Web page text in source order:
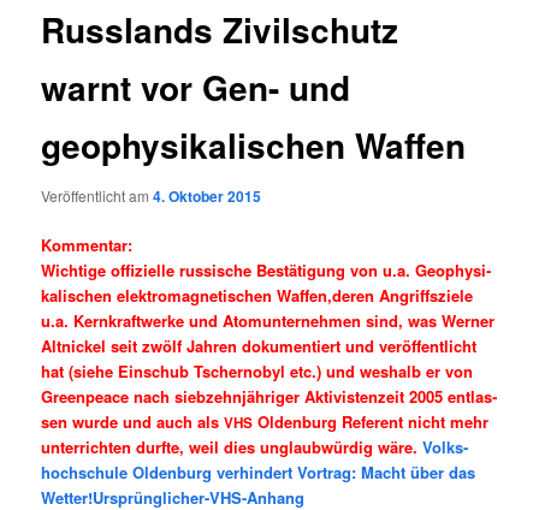
Russlands Zivilschutz
warnt vor Gen- und
geophysikalischen Waffen
Veröffentlicht am4. Oktober 2015
Kom­men­tar:
Wich­ti­ge offi­zi­el­le rus­si­sche Bestä­ti­gung von u.a. Geo­phy­si­
ka­li­schen elek­tro­ma­gne­ti­schen Waffen,deren Angriffs­zie­le
u.a. Kern­kraft­wer­ke und Atom­un­ter­neh­men sind, was Wer­ner
Alt­ni­ckel seit zwölf Jah­ren doku­men­tiert und ver­öf­fent­licht
hat (sie­he Ein­schub Tscher­no­byl etc.) und wes­halb er von
Green­peace nach sieb­zehn­jäh­ri­ger Akti­vis­ten­zeit 2005 ent­las­
sen wur­de und auch alsVHS Olden­burg Refe­rent nicht mehr
unter­rich­ten durf­te, weil dies unglaub­wür­dig wäre.Volks­
hoch­schule Olden­burg ver­hin­dert Vor­trag: Macht über das
Wetter!Ursprünglicher-VHS-Anhang